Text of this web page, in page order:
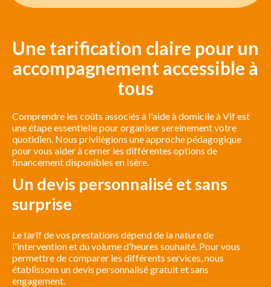
Une tarification claire pour un
accompagnement accessible à
tous
Comprendre les coûts associés à l'aide à domicile à Vif est
une étape essentielle pour organiser sereinement votre
quotidien. Nous privilégions une approche pédagogique
pour vous aider à cerner les différentes options de
financement disponibles en Isère.
Un devis personnalisé et sans
surprise
Le tarif de vos prestations dépend de la nature de
l'intervention et du volume d'heures souhaité. Pour vous
permettre de comparer les différents services, nous
établissons un devis personnalisé gratuit et sans
engagement.